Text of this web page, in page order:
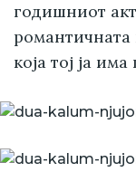
годишниот
романтичната
која тој ја